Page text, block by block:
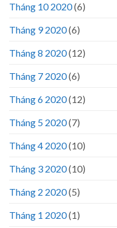
Tháng 10 2020(6)
Tháng 9 2020(6)
Tháng 8 2020(12)
Tháng 7 2020(6)
Tháng 6 2020(12)
Tháng 5 2020(7)
Tháng 4 2020(10)
Tháng 3 2020(10)
Tháng 2 2020(5)
Tháng 1 2020(1)